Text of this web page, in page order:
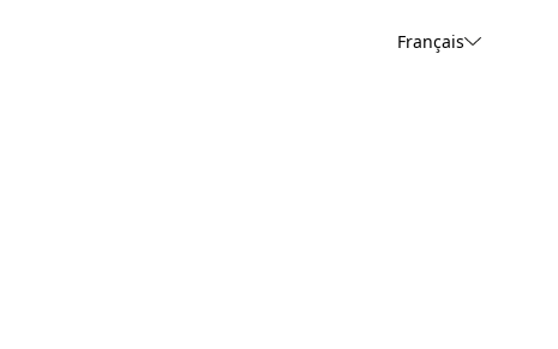
Français